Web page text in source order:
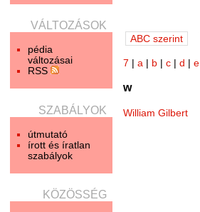
VÁLTOZÁSOK
pédia
változásai
RSS
SZABÁLYOK
útmutató
írott és íratlan
szabályok
KÖZÖSSÉG
7 |a | b |c |d |e
w
William Gilbert